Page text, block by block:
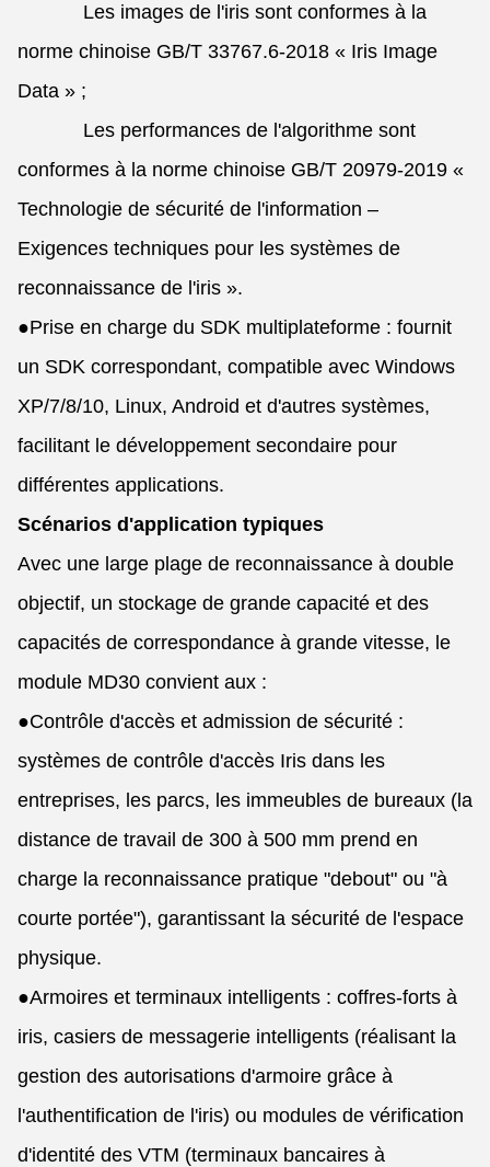
Les images de l'iris sont conformes à la
norme chinoise GB/T 33767.6-2018 « Iris Image
Data » ;
Les performances de l'algorithme sont
conformes à la norme chinoise GB/T 20979-2019 «
Technologie de sécurité de l'information –
Exigences techniques pour les systèmes de
reconnaissance de l'iris ».
●Prise en charge du SDK multiplateforme : fournit
un SDK correspondant, compatible avec Windows
XP/7/8/10, Linux, Android et d'autres systèmes,
facilitant le développement secondaire pour
différentes applications.
Scénarios d'application typiques
Avec une large plage de reconnaissance à double
objectif, un stockage de grande capacité et des
capacités de correspondance à grande vitesse, le
module MD30 convient aux :
●Contrôle d'accès et admission de sécurité :
systèmes de contrôle d'accès Iris dans les
entreprises, les parcs, les immeubles de bureaux (la
distance de travail de 300 à 500 mm prend en
charge la reconnaissance pratique "debout" ou "à
courte portée"), garantissant la sécurité de l'espace
physique.
●Armoires et terminaux intelligents : coffres-forts à
iris, casiers de messagerie intelligents (réalisant la
gestion des autorisations d'armoire grâce à
l'authentification de l'iris) ou modules de vérification
d'identité des VTM (terminaux bancaires à